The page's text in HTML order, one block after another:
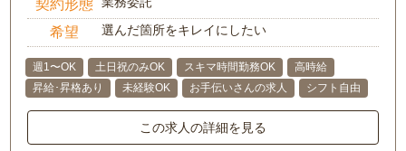
契約形態
希望 選んだ箇所をキレイにしたい
週1〜OK 土日祝のみOK スキマ時間勤務OK
高時給
昇給･昇格あり
未経験OK お手伝いさんの求人 シフト自由
この求人の詳細を見る